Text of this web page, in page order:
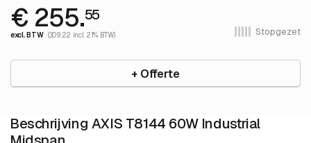
€ 255.55
excl. BTW (309.22 incl. 21% BTW) Stopgezet
+ Offerte
Beschrijving AXIS T8144 60W Industrial